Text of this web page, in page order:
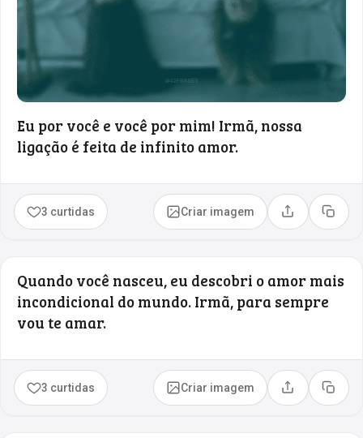
Eu por você e você por mim! Irmã, nossa
ligação é feita de infinito amor.
3 curtidas Criar imagem Compartilhar
Copiar
Quando você nasceu, eu descobri o amor mais
incondicional do mundo. Irmã, para sempre
vou te amar.
3 curtidas Criar imagem Compartilhar
Copiar